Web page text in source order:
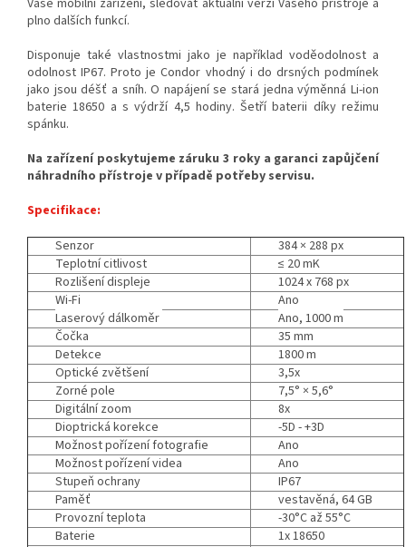
Vaše mobilní zařízení, sledovat aktuální verzi Vašeho přístroje a
plno dalších funkcí.
Disponuje také vlastnostmi jako je například voděodolnost a
odolnost IP67. Proto je Condor vhodný i do drsných podmínek
jako jsou déšť a sníh. O napájení se stará jedna výměnná Li-ion
baterie 18650 a s výdrží 4,5 hodiny. Šetří baterii díky režimu
spánku.
Na zařízení poskytujeme záruku 3 roky a garanci zapůjčení
náhradního přístroje v případě potřeby servisu.
Specifikace:
Senzor
384 × 288 px
Teplotní citlivost
≤ 20 mK
Rozlišení displeje
1024 x 768 px
Wi-Fi
Ano
Laserový dálkoměr
Ano, 1000 m
Čočka
35 mm
Detekce
1800 m
Optické zvětšení
3,5x
Zorné pole
7,5° × 5,6°
Digitální zoom
8x
Dioptrická korekce
-5D - +3D
Možnost pořízení fotografie
Ano
Možnost pořízení videa
Ano
Stupeň ochrany
IP67
Paměť
vestavěná, 64 GB
Provozní teplota
-30°C až 55°C
Baterie
1x 18650